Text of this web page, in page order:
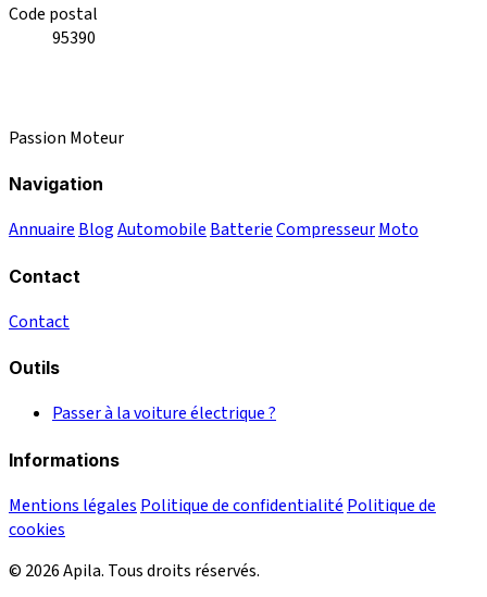
Code postal
95390
Passion Moteur
Navigation
Annuaire BlogAutomobile BatterieCompresseurMoto
Contact
Contact
Outils
Passer à la voiture électrique ?
Informations
Mentions légales Politique de confidentialité Politique de
cookies
© 2026 Apila. Tous droits réservés.